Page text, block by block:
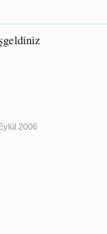
2006